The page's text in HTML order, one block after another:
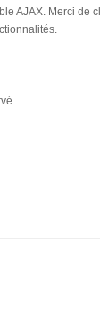
AJAX. Merci de